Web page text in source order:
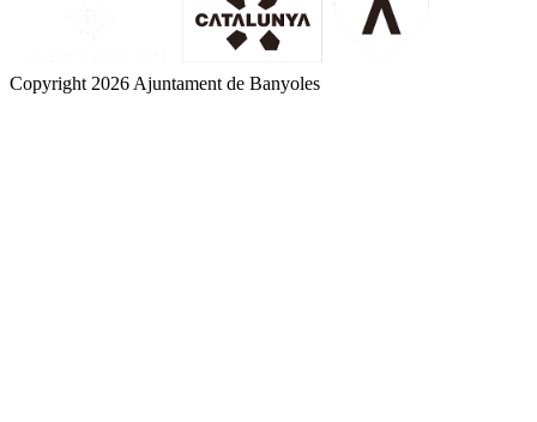
Copyright 2026 Ajuntament de Banyoles